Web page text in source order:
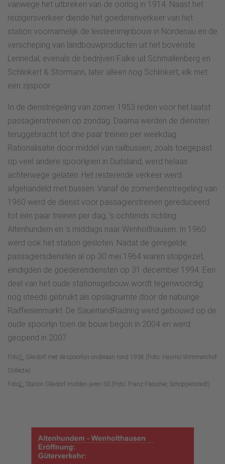
vanwege het uitbreken van de oorlog in 1914. Naast het
reizigersverkeer diende het goederenverkeer van het
station voornamelijk de leisteenmijnbouw in Nordenau en de
verscheping van landbouwproducten uit het bovenste
Lennedal, evenals de bedrijven Falke uit Schmallenberg en
Schlinkert & Störmann, later alleen nog Schlinkert, elk met
een zijspoor.
In de dienstregeling van zomer 1953 reden voor het laatst
passagierstreinen op zondag. Daarna werden de diensten
teruggebracht tot drie paar treinen per weekdag.
Rationalisatie door middel van railbussen, zoals toegepast
op veel andere spoorlijnen in Duitsland, werd helaas
achterwege gelaten. Het resterende verkeer werd
afgehandeld met bussen. Vanaf de zomerdienstregeling van
1960 werd de dienst voor passagierstreinen gereduceerd
tot één paar treinen per dag, 's ochtends richting
Altenhundem en 's middags naar Wenholthausen. In 1960
werd ook het station gesloten. Nadat de geregelde
passagiersdiensten al op 30 mei 1964 waren stopgezet,
eindigden de goederendiensten op 31 december 1994. Een
deel van het oude stationsgebouw wordt tegenwoordig
nog steeds gebruikt als opslagruimte door de naburige
Raiffeisenmarkt. De SauerlandRadring werd gebouwd op de
oude spoorlijn toen de bouw begon in 2004 en werd
geopend in 2007.
Foto1:
Gleidorf met de spoorlijn onderaan rond 1938 (Foto: Haymo Wimmershof
Collectie)
Foto2: Station Gleidorf midden jaren 30 (Foto: Franz Fleischer, Schöppenstedt)